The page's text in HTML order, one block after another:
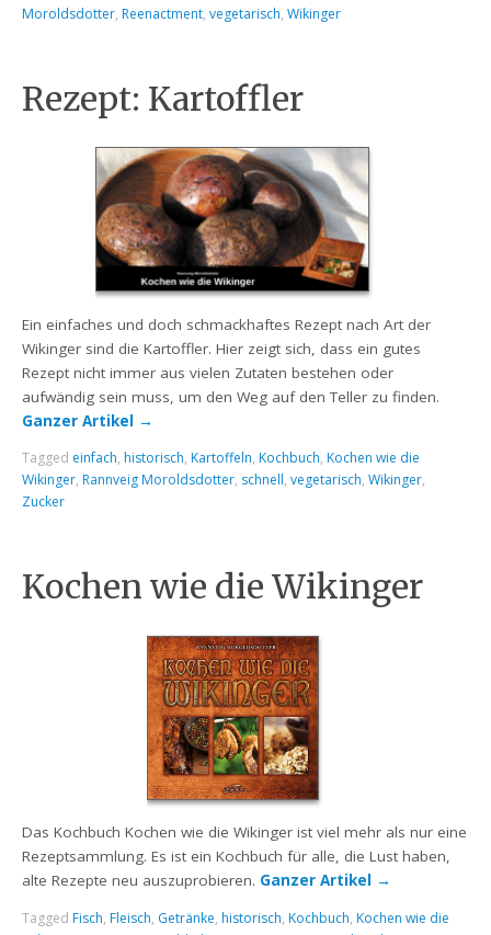
Moroldsdotter, Reenactment,vegetarisch,Wikinger
Rezept: Kartoffler
Ein einfaches und doch schmackhaftes Rezept nach Art der
Wikinger sind die Kartoffler. Hier zeigt sich, dass ein gutes
Rezept nicht immer aus vielen Zutaten bestehen oder
aufwändig sein muss, um den Weg auf den Teller zu finden.
Ganzer Artikel →
Tagged einfach, historisch, Kartoffeln, Kochbuch, Kochen wie die
Wikinger, Rannveig Moroldsdotter, schnell,vegetarisch,Wikinger,
Zucker
Kochen wie die Wikinger
Das Kochbuch Kochen wie die Wikinger ist viel mehr als nur eine
Rezeptsammlung. Es ist ein Kochbuch für alle, die Lust haben,
alte Rezepte neu auszuprobieren. Ganzer Artikel →
Tagged Fisch, Fleisch, Getränke, historisch, Kochbuch, Kochen wie die